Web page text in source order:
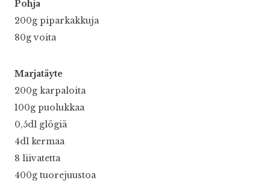
Pohja
200g piparkakkuja
80g voita
Marjatäyte
200g karpaloita
100g puolukkaa
0,5dl glögiä
4dl kermaa
8 liivatetta
400g tuorejuustoa